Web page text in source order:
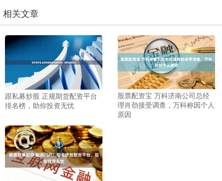
相关文章
跟私募炒股 正规期货配资平台
排名榜，助你投资无忧
股票配资宝 万科济南公司总经
理肖劲接受调查，万科称因个人
原因